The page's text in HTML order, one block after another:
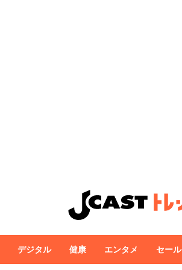
デジタル 健康 エンタメ セール